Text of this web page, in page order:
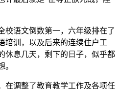
许最后就是“臣等正欲死战，陛
校语文倒数第一，六年级排在了
培训，以及后来的连续住户工
休息几天，剩下的日子，似乎都
。